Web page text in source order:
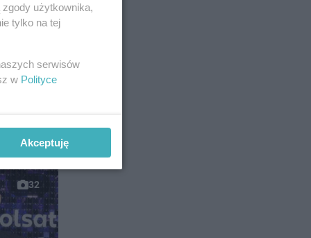
32
użytkownika,
tylko na tej
serwisów
w Polityce
Akceptuję